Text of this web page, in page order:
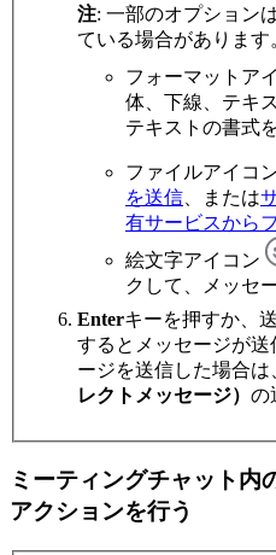
注: 一部のオプション
ている場合があります
フォーマットア
体、下線、テキ
テキストの書式
ファイルアイコ
を送信 、または
有サービスから
絵文字アイコン
クして、メッセ
Enterキーを押すか、
するとメッセージが
ージを送信した場合
レクトメッセージ） の
ミーティングチャット内
アクションを行う